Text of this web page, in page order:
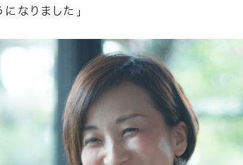
なりました」